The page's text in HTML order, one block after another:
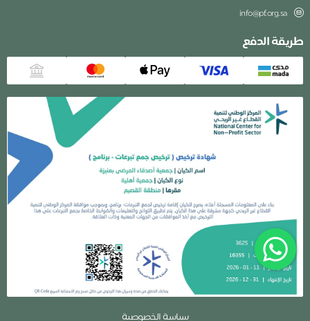
info@pf.org.sa
طريقة الدفع
سياسة الخصوصية